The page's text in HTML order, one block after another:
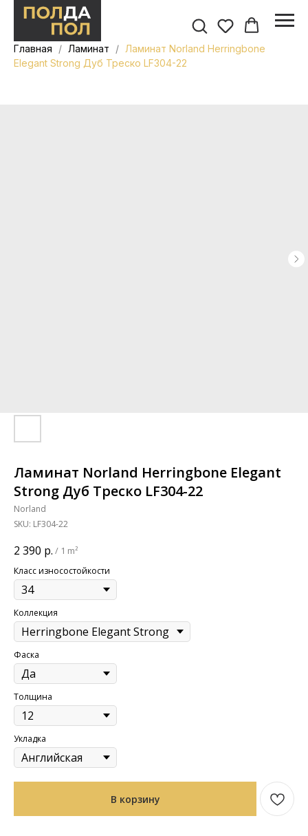
Главная Ламинат
Ламинат Norland Herringbone
Elegant Strong Дуб Треско LF304-22
Ламинат Norland Herringbone Elegant
Strong Дуб Треско LF304-22
Norland
SKU: LF304-22
2 390 р. / 1 m²
Класс износостойкости
Коллекция
Фаска
Толщина
Укладка
В корзину